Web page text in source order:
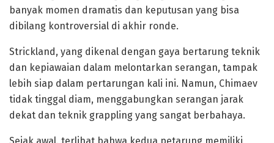
banyak momen dramatis dan keputusan yang bisa
dibilang kontroversial di akhir ronde.
Strickland, yang dikenal dengan gaya bertarung teknik
dan kepiawaian dalam melontarkan serangan, tampak
lebih siap dalam pertarungan kali ini. Namun, Chimaev
tidak tinggal diam, menggabungkan serangan jarak
dekat dan teknik grappling yang sangat berbahaya.